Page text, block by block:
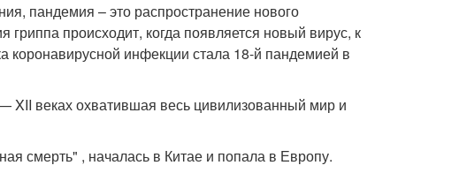
пандемия – это распространение нового
происходит, когда появляется новый вирус, к
инфекции стала 18-й пандемией в
веках охватившая весь цивилизованный мир и
смерть" , началась в Китае и попала в Европу.